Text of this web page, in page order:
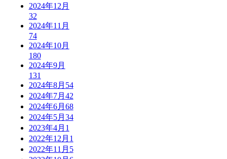
2024年12月
32
2024年11月
74
2024年10月
180
2024年9月
131
2024年8月 54
2024年7月 42
2024年6月 68
2024年5月 34
2023年4月 1
2022年12月 1
2022年11月 5